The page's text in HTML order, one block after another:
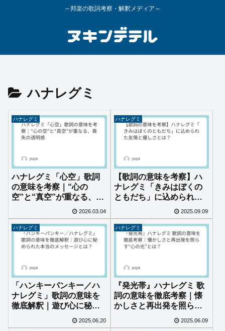
～邦楽の歌詞考察・解釈メディア～
ハナレグミ
ハナレグミ
ハナレグミ「心空」歌詞
の意味を考察｜“心の
空”と“真空”が重なる、喪
2026.03.04
ハナレグミ
【歌詞の意味を考察】ハ
ナレグミ「きみはぼくの
ともだち」に込められた
友情と優しさとは？
2025.09.09
ハナレグミ
「ハンキーパンキー／ハ
ナレグミ」歌詞の意味を
徹底解釈｜遊び心に秘め
とは？
2025.06.20
ハナレグミ
『発光帯』ハナレグミ 歌
詞の意味を徹底考察｜懐
かしさと再出発を照ら
2025.06.09